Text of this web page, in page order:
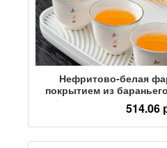
Нефритово-белая
покрытием из
чайных чашек,
негорячая чаша
высококачественный
514.06